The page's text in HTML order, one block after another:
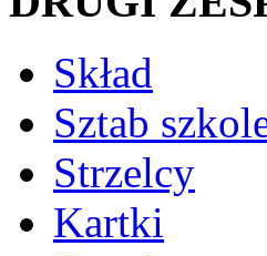
Skład
Sztab
Strzelcy
Kartki